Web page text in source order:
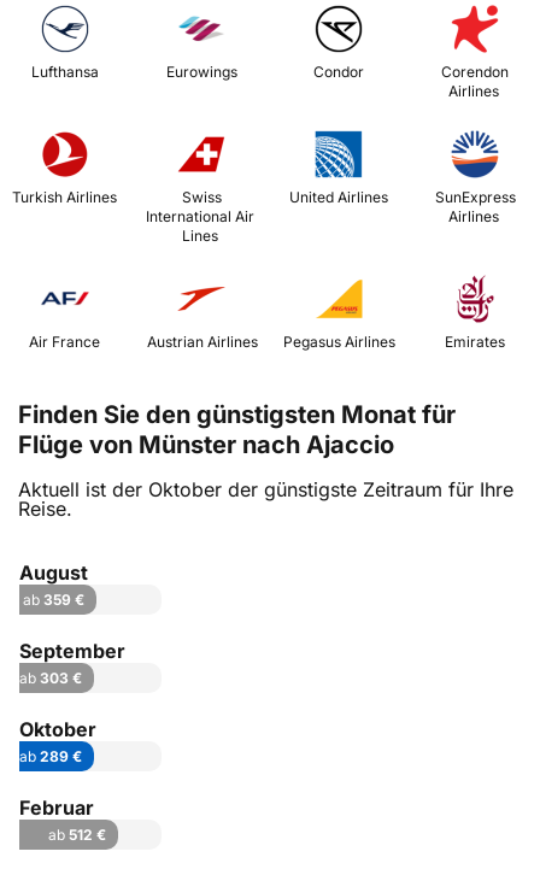
Lufthansa Eurowings Condor
Corendon
Airlines
Turkish Airlines
International Air
Lines
United Airlines
Airlines
Air France Austrian Airlines Emirates
Finden Sie den günstigsten Monat für
Flüge von Münster nach Ajaccio
Aktuell ist der Oktober der günstigste Zeitraum für Ihre
Reise.
August
ab 359 €
September
ab 303 €
Oktober
ab 289 €
Februar
ab 512 €